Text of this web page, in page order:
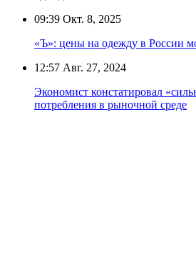
09:39 Окт. 8, 2025
«Ъ»: цены на одежду в России
12:57 Авг. 27, 2024
Экономист констатировал
потребления в рыночной среде